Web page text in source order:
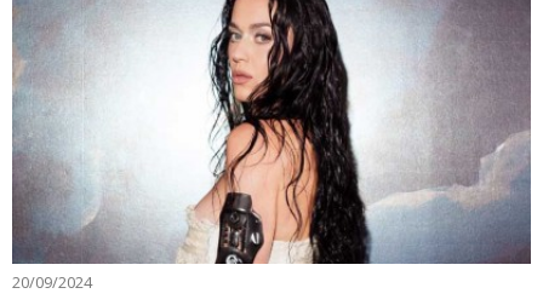
20/09/2024